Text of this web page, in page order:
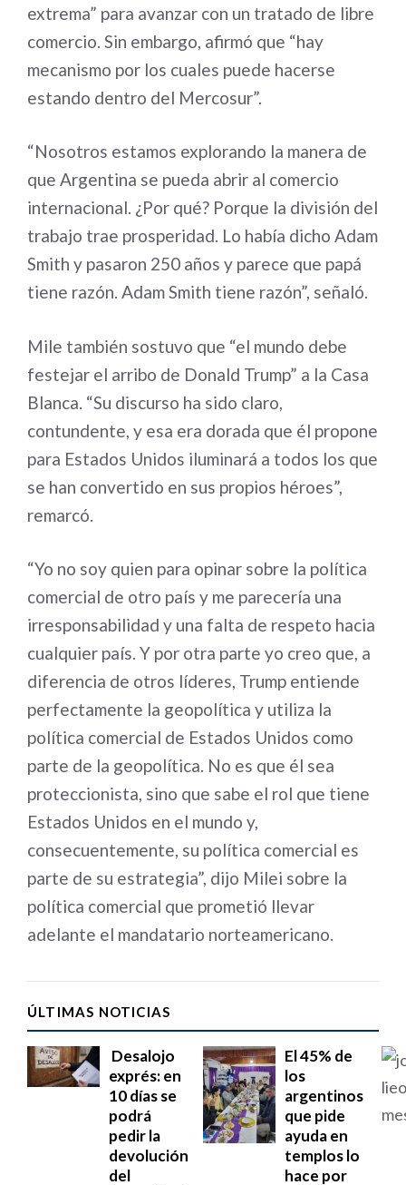
extrema” para avanzar con un tratado de libre
comercio. Sin embargo, afirmó que “hay
mecanismo por los cuales puede hacerse
estando dentro del Mercosur”.
“Nosotros estamos explorando la manera de
que Argentina se pueda abrir al comercio
internacional. ¿Por qué? Porque la división del
trabajo trae prosperidad. Lo había dicho Adam
Smith y pasaron 250 años y parece que papá
tiene razón. Adam Smith tiene razón”, señaló.
Mile también sostuvo que “el mundo debe
festejar el arribo de Donald Trump” a la Casa
Blanca. “Su discurso ha sido claro,
contundente, y esa era dorada que él propone
para Estados Unidos iluminará a todos los que
se han convertido en sus propios héroes”,
remarcó.
“Yo no soy quien para opinar sobre la política
comercial de otro país y me parecería una
irresponsabilidad y una falta de respeto hacia
cualquier país. Y por otra parte yo creo que, a
diferencia de otros líderes, Trump entiende
perfectamente la geopolítica y utiliza la
política comercial de Estados Unidos como
parte de la geopolítica. No es que él sea
proteccionista, sino que sabe el rol que tiene
Estados Unidos en el mundo y,
consecuentemente, su política comercial es
parte de su estrategia”, dijo Milei sobre la
política comercial que prometió llevar
adelante el mandatario norteamericano.
ÚLTIMAS NOTICIAS
Desalojo
exprés: en
10 días se
podrá
pedir la
devolución
del
El 45% de
los
argentinos
que pide
ayuda en
templos lo
hace por